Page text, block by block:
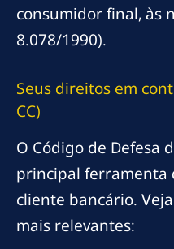
consumidor final, às
8.078/1990).
Seus direitos em
CC)
O Código de Defesa
principal ferramenta
cliente bancário.
mais relevantes: